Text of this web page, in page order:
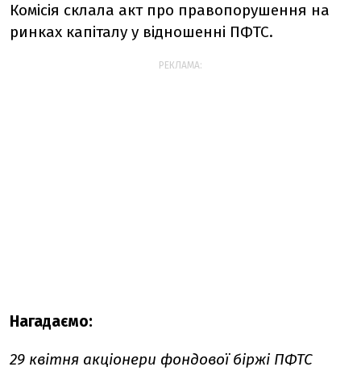
Комісія склала акт про правопорушення на
ринках капіталу у відношенні ПФТС.
РЕКЛАМА:
Нагадаємо:
29 квітня акціонери фондової біржі ПФТС